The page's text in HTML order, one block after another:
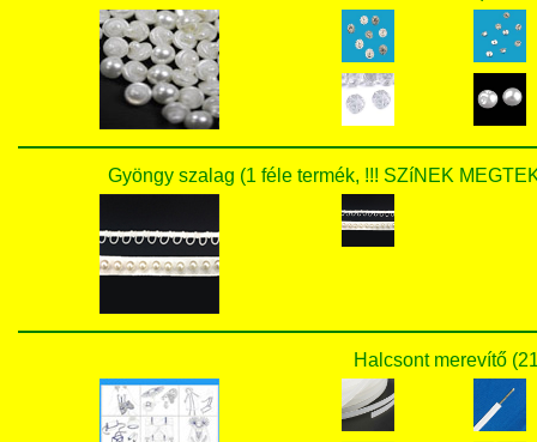
Gyöngy szalag (1 féle termék, !!! SZíNEK
Halcsont merevítő